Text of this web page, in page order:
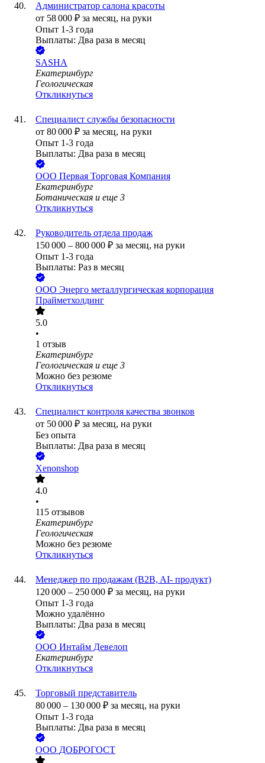
Администратор салона красоты
от 58 000 ₽ за месяц, на руки
Опыт 1-3 года
Выплаты: Два раза в месяц
SASHA
Екатеринбург
Геологическая
Откликнуться
Специалист службы безопасности
от 80 000 ₽ за месяц, на руки
Опыт 1-3 года
Выплаты: Два раза в месяц
ООО Первая Торговая Компания
Екатеринбург
Ботаническая и еще 3
Откликнуться
Руководитель отдела продаж
150 000 – 800 000 ₽ за месяц, на руки
Опыт 1-3 года
Выплаты: Раз в месяц
ООО Энерго металлургическая корпорация
Прайметхолдинг
5.0
•
1 отзыв
Екатеринбург
Геологическая и еще 3
Можно без резюме
Откликнуться
Специалист контроля качества звонков
от 50 000 ₽ за месяц, на руки
Без опыта
Выплаты: Два раза в месяц
Xenonshop
4.0
•
115 отзывов
Екатеринбург
Геологическая
Можно без резюме
Откликнуться
Менеджер по продажам (B2B, AI- продукт)
120 000 – 250 000 ₽ за месяц, на руки
Опыт 1-3 года
Можно удалённо
Выплаты: Два раза в месяц
ООО Интайм Девелоп
Екатеринбург
Откликнуться
Торговый представитель
80 000 – 130 000 ₽ за месяц, на руки
Опыт 1-3 года
Выплаты: Два раза в месяц
ООО ДОБРОГОСТ